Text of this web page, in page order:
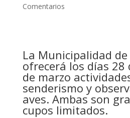
Comentarios
La Municipalidad
ofrecerá los días 28
de marzo
senderismo y
aves. Ambas son
cupos limitados.